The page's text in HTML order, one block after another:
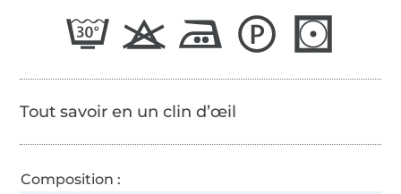
Tout savoir en un clin d’œil
Composition :